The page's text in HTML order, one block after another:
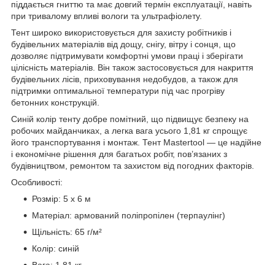
піддається гниттю та має довгий термін експлуатації, навіть
при тривалому впливі вологи та ультрафіолету.
Тент широко використовується для захисту робітників і
будівельних матеріалів від дощу, снігу, вітру і сонця, що
дозволяє підтримувати комфортні умови праці і зберігати
цілісність матеріалів. Він також застосовується для накриття
будівельних лісів, приховування недобудов, а також для
підтримки оптимальної температури під час прогріву
бетонних конструкцій.
Синій колір тенту добре помітний, що підвищує безпеку на
робочих майданчиках, а легка вага усього 1,81 кг спрощує
його транспортування і монтаж. Тент Mastertool — це надійне
і економічне рішення для багатьох робіт, пов’язаних з
будівництвом, ремонтом та захистом від погодних факторів.
Особливості:
Розмір: 5 х 6 м
Матеріал: армований поліпропілен (терпаулінг)
Щільність: 65 г/м²
Колір: синій